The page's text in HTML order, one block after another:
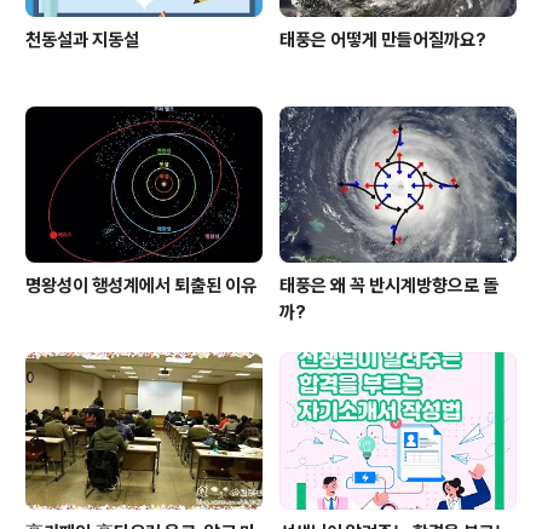
천동설과 지동설 태풍은 어떻게 만들어질까요?
명왕성이 행성계에서 퇴출된 이유
태풍은 왜 꼭 반시계방향으로 돌
까?